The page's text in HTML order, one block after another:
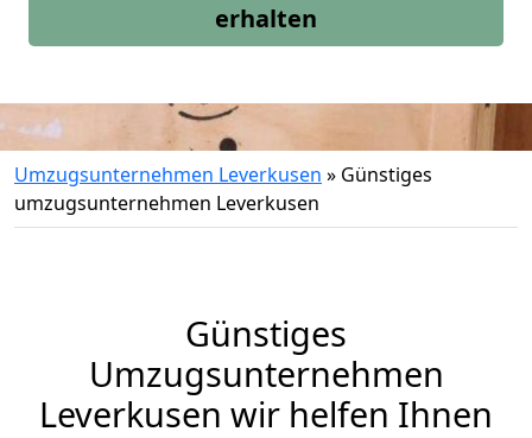
erhalten
Umzugsunternehmen Leverkusen » Günstiges
umzugsunternehmen Leverkusen
Günstiges
Umzugsunternehmen
Leverkusen wir helfen Ihnen